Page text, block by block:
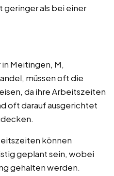
geringer als bei einer
Meitingen, M,
müssen oft die
da ihre Arbeitszeiten
oft darauf ausgerichtet
können
geplant sein, wobei
gehalten werden.